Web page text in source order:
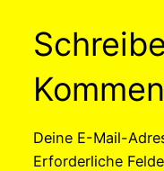
Deine E-Mail-
Erforderliche